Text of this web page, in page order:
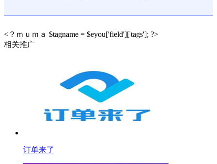
<？ｍｕｍａ $tagname = $eyou['field']['tags']; ?>
相关推广
订单来了